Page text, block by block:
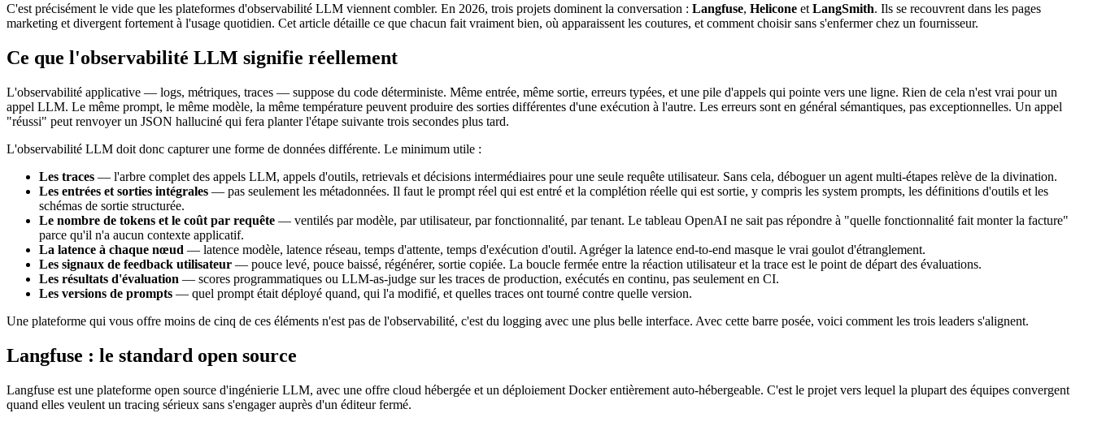
C'est précisément le vide que les plateformes d'observabilité LLM viennent combler. En 2026, trois projets dominent la conversation : Langfuse, Helicone et LangSmith. Ils se recouvrent dans les pages
marketing et divergent fortement à l'usage quotidien. Cet article détaille ce que chacun fait vraiment bien, où apparaissent les coutures, et comment choisir sans s'enfermer chez un fournisseur.
Ce que l'observabilité LLM signifie réellement
L'observabilité applicative — logs, métriques, traces — suppose du code déterministe. Même entrée, même sortie, erreurs typées, et une pile d'appels qui pointe vers une ligne. Rien de cela n'est vrai pour un
appel LLM. Le même prompt, le même modèle, la même température peuvent produire des sorties différentes d'une exécution à l'autre. Les erreurs sont en général sémantiques, pas exceptionnelles. Un appel
"réussi" peut renvoyer un JSON halluciné qui fera planter l'étape suivante trois secondes plus tard.
L'observabilité LLM doit donc capturer une forme de données différente. Le minimum utile :
Les traces — l'arbre complet des appels LLM, appels d'outils, retrievals et décisions intermédiaires pour une seule requête utilisateur. Sans cela, déboguer un agent multi-étapes relève de la divination.
Les entrées et sorties intégrales — pas seulement les métadonnées. Il faut le prompt réel qui est entré et la complétion réelle qui est sortie, y compris les system prompts, les définitions d'outils et les
schémas de sortie structurée.
Le nombre de tokens et le coût par requête — ventilés par modèle, par utilisateur, par fonctionnalité, par tenant. Le tableau OpenAI ne sait pas répondre à "quelle fonctionnalité fait monter la facture"
parce qu'il n'a aucun contexte applicatif.
La latence à chaque nœud — latence modèle, latence réseau, temps d'attente, temps d'exécution d'outil. Agréger la latence end-to-end masque le vrai goulot d'étranglement.
Les signaux de feedback utilisateur — pouce levé, pouce baissé, régénérer, sortie copiée. La boucle fermée entre la réaction utilisateur et la trace est le point de départ des évaluations.
Les résultats d'évaluation — scores programmatiques ou LLM-as-judge sur les traces de production, exécutés en continu, pas seulement en CI.
Les versions de prompts — quel prompt était déployé quand, qui l'a modifié, et quelles traces ont tourné contre quelle version.
Une plateforme qui vous offre moins de cinq de ces éléments n'est pas de l'observabilité, c'est du logging avec une plus belle interface. Avec cette barre posée, voici comment les trois leaders s'alignent.
Langfuse : le standard open source
Langfuse est une plateforme open source d'ingénierie LLM, avec une offre cloud hébergée et un déploiement Docker entièrement auto-hébergeable. C'est le projet vers lequel la plupart des équipes convergent
quand elles veulent un tracing sérieux sans s'engager auprès d'un éditeur fermé.